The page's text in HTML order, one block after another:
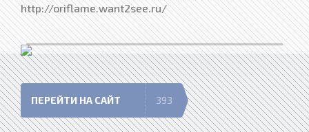
http://oriflame.want2see.ru/
ПЕРЕЙТИ НА САЙТ 393